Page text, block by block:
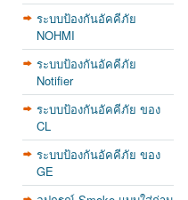
ระบบป้องกันอัคคีภัย
NOHMI
ระบบป้องกันอัคคีภัย
Notifier
ระบบป้องกันอัคคีภัย ของ
CL
ระบบป้องกันอัคคีภัย ของ
GE